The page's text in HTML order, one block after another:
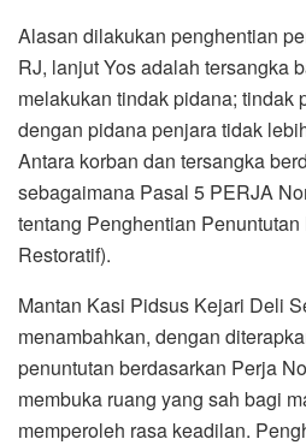
Alasan dilakukan penghentian
RJ, lanjut Yos adalah tersangka
melakukan tindak pidana; tindak
dengan pidana penjara tidak
Antara korban dan tersangka
sebagaimana Pasal 5 PERJA
tentang Penghentian
Restoratif).
Mantan Kasi Pidsus Kejari Deli
menambahkan, dengan
penuntutan berdasarkan Perja
membuka ruang yang sah bagi
memperoleh rasa keadilan.